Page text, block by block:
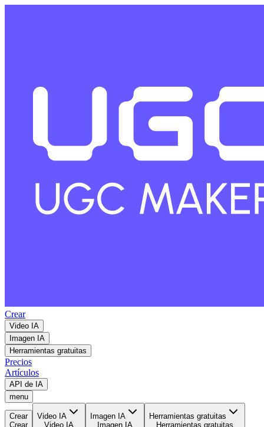
Crear
Video IA
Imagen IA
Herramientas gratuitas
Precios
Artículos
API de IA
menu
Crear
Crear
Video IA
Video IA
Imagen IA
Imagen IA
Herramientas gratuitas
Herramientas gratuitas